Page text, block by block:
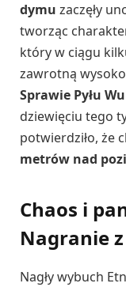
dymu zaczęły
tworząc
który w ciągu
zawrotną
Sprawie Pyłu
dziewięciu tego
potwierdziło, że
metrów nad
Chaos i
Nagranie
Nagły wybuch